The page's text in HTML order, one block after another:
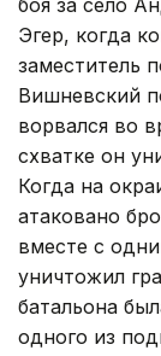
боя за село
Эгер, когда
заместитель
Вишневский
ворвался во
схватке он
Когда на
атаковано
вместе с
уничтожил
батальона
одного из